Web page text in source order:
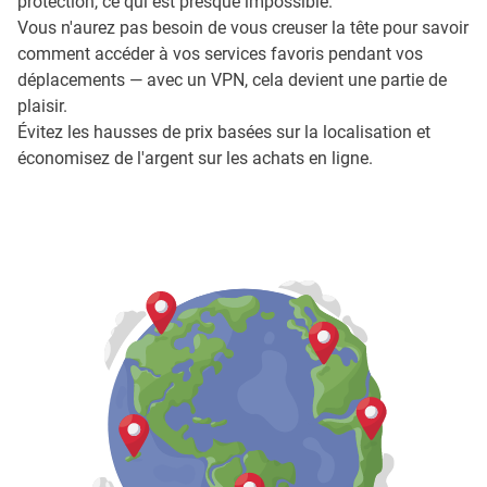
Vous n'aurez pas besoin de vous creuser la tête pour savoir
comment accéder à vos services favoris pendant vos
déplacements — avec un VPN, cela devient une partie de
plaisir.
Évitez les hausses de prix basées sur la localisation et
économisez de l'argent sur les achats en ligne.